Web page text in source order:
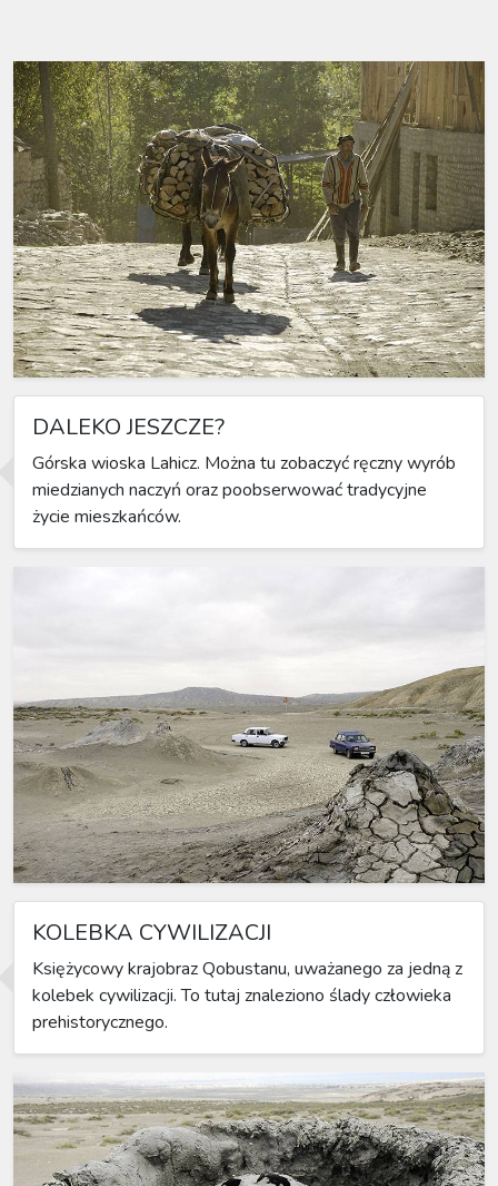
DALEKO JESZCZE?
Górska wioska Lahicz. Można tu zobaczyć ręczny wyrób
miedzianych naczyń oraz poobserwować tradycyjne
życie mieszkańców.
KOLEBKA CYWILIZACJI
Księżycowy krajobraz Qobustanu, uważanego za jedną z
kolebek cywilizacji. To tutaj znaleziono ślady człowieka
prehistorycznego.